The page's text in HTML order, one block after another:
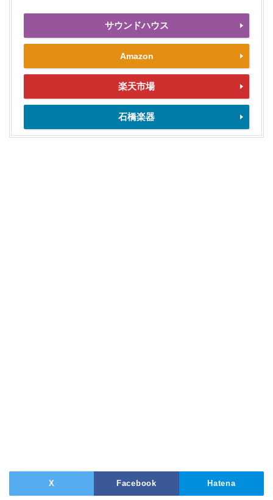
サウンドハウス
Amazon
楽天市場
石橋楽器
X Facebook Hatena